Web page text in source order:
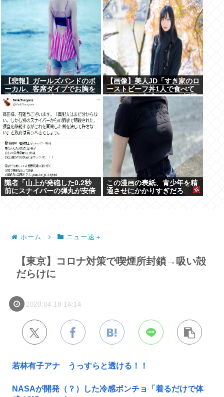
【悲報】ガールズバンドのボ
ーカル、客席ダイブでお胸を
揉まれてガチギレ←これｗｗ
【画像】美人JD「すき家のロ
ーストビーフ丼1人で食べて
きた！」←合成みたいと話題
にwww
識者「山上が発砲した0.2秒
前にスナイパーの弾丸が安倍
この漫画の表紙、青少年を精
通させにかかりすぎだろ
ホーム ニュー速＋
【東京】コロナ対策で喫煙所封鎖→吸い殻
だらけに
2020.04.18 14:14
若林有子アナ うっすらと透ける！！
NASAが開発（？）した冷感ポンチョ「着るだけで体